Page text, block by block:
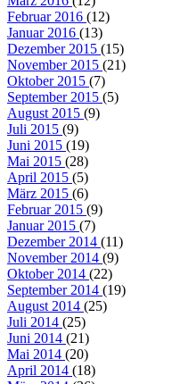
Februar 2016 (12)
Januar 2016 (13)
Dezember 2015 (15)
November 2015 (21)
Oktober 2015 (7)
September 2015 (5)
August 2015 (9)
Juli 2015 (9)
Juni 2015 (19)
Mai 2015 (28)
April 2015 (5)
März 2015 (6)
Februar 2015 (9)
Januar 2015 (7)
Dezember 2014 (11)
November 2014 (9)
Oktober 2014 (22)
September 2014 (19)
August 2014 (25)
Juli 2014 (25)
Juni 2014 (21)
Mai 2014 (20)
April 2014 (18)